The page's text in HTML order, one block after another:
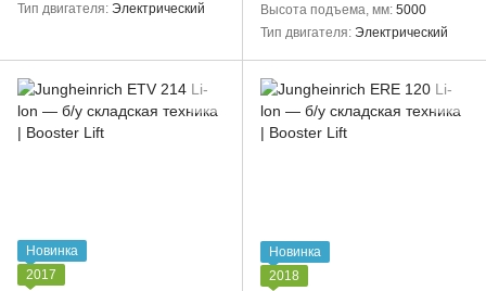
Тип двигателя Электрический
Высота подъема, мм 5000
Тип двигателя Электрический
Новинка
2017
Новинка
2018